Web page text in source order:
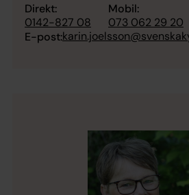
Direkt:
0142-827 08
Mobil:
073 062 29 20
E-post: